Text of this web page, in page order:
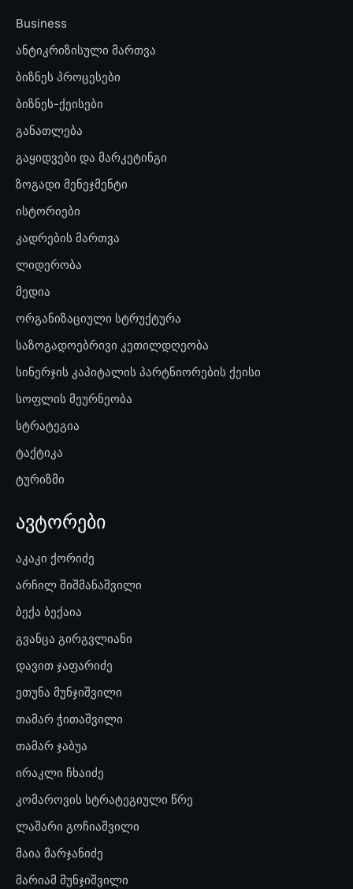
Business
ანტიკრიზისული მართვა
ბიზნეს პროცესები
ბიზნეს-ქეისები
განათლება
გაყიდვები და მარკეტინგი
ზოგადი მენეჯმენტი
ისტორიები
კადრების მართვა
ლიდერობა
მედია
ორგანიზაციული სტრუქტურა
საზოგადოებრივი კეთილდღეობა
სინერჯის კაპიტალის პარტნიორების ქეისი
სოფლის მეურნეობა
სტრატეგია
ტაქტიკა
ტურიზმი
ავტორები
აკაკი ქორიძე
არჩილ შიშმანაშვილი
ბექა ბექაია
გვანცა გირგვლიანი
დავით ჯაფარიძე
ეთუნა მუნჯიშვილი
თამარ ჭითაშვილი
თამარ ჯაბუა
ირაკლი ჩხაიძე
კომაროვის სტრატეგიული წრე
ლაშარი გოჩიაშვილი
მაია მარჯანიძე
მარიამ მუნჯიშვილი